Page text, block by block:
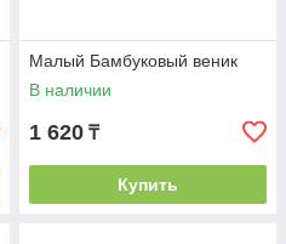
Малый Бамбуковый веник
В наличии
1 620 ₸
Купить